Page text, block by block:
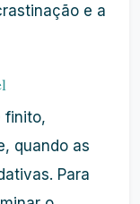
e a
finito,
quando as
Para